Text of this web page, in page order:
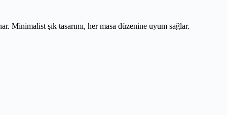
Minimalist şık tasarımı, her masa düzenine uyum sağlar.